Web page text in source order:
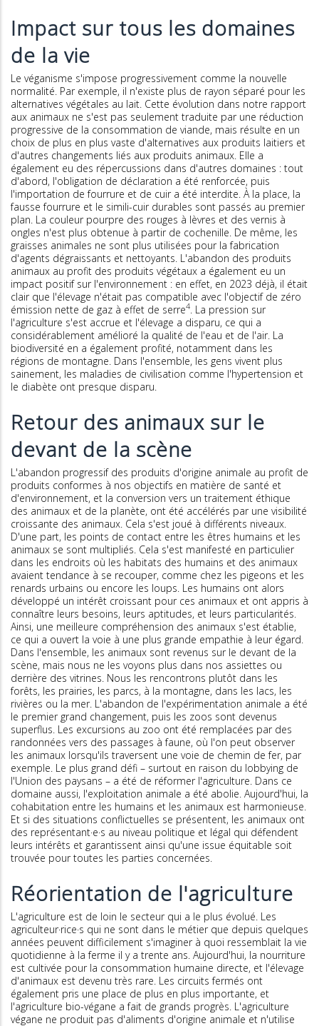
Impact sur tous les domaines
de la vie
Le véganisme s'impose progressivement comme la nouvelle
normalité. Par exemple, il n'existe plus de rayon séparé pour les
alternatives végétales au lait. Cette évolution dans notre rapport
aux animaux ne s'est pas seulement traduite par une réduction
progressive de la consommation de viande, mais résulte en un
choix de plus en plus vaste d'alternatives aux produits laitiers et
d'autres changements liés aux produits animaux. Elle a
également eu des répercussions dans d'autres domaines : tout
d'abord, l'obligation de déclaration a été renforcée, puis
l'importation de fourrure et de cuir a été interdite. À la place, la
fausse fourrure et le simili-cuir durables sont passés au premier
plan. La couleur pourpre des rouges à lèvres et des vernis à
ongles n'est plus obtenue à partir de cochenille. De même, les
graisses animales ne sont plus utilisées pour la fabrication
d'agents dégraissants et nettoyants. L'abandon des produits
animaux au profit des produits végétaux a également eu un
impact positif sur l'environnement : en effet, en 2023 déjà, il était
clair que l'élevage n'était pas compatible avec l'objectif de zéro
émission nette de gaz à effet de serre4 . La pression sur
l'agriculture s'est accrue et l'élevage a disparu, ce qui a
considérablement amélioré la qualité de l'eau et de l'air. La
biodiversité en a également profité, notamment dans les
régions de montagne. Dans l'ensemble, les gens vivent plus
sainement, les maladies de civilisation comme l'hypertension et
le diabète ont presque disparu.
Retour des animaux sur le
devant de la scène
L'abandon progressif des produits d'origine animale au profit de
produits conformes à nos objectifs en matière de santé et
d'environnement, et la conversion vers un traitement éthique
des animaux et de la planète, ont été accélérés par une visibilité
croissante des animaux. Cela s'est joué à différents niveaux.
D'une part, les points de contact entre les êtres humains et les
animaux se sont multipliés. Cela s'est manifesté en particulier
dans les endroits où les habitats des humains et des animaux
avaient tendance à se recouper, comme chez les pigeons et les
renards urbains ou encore les loups. Les humains ont alors
développé un intérêt croissant pour ces animaux et ont appris à
connaître leurs besoins, leurs aptitudes, et leurs particularités.
Ainsi, une meilleure compréhension des animaux s'est établie,
ce qui a ouvert la voie à une plus grande empathie à leur égard.
Dans l'ensemble, les animaux sont revenus sur le devant de la
scène, mais nous ne les voyons plus dans nos assiettes ou
derrière des vitrines. Nous les rencontrons plutôt dans les
forêts, les prairies, les parcs, à la montagne, dans les lacs, les
rivières ou la mer. L'abandon de l'expérimentation animale a été
le premier grand changement, puis les zoos sont devenus
superflus. Les excursions au zoo ont été remplacées par des
randonnées vers des passages à faune, où l'on peut observer
les animaux lorsqu'ils traversent une voie de chemin de fer, par
exemple. Le plus grand défi – surtout en raison du lobbying de
l'Union des paysans – a été de réformer l'agriculture. Dans ce
domaine aussi, l'exploitation animale a été abolie. Aujourd'hui, la
cohabitation entre les humains et les animaux est harmonieuse.
Et si des situations conflictuelles se présentent, les animaux ont
des représentant·e·s au niveau politique et légal qui défendent
leurs intérêts et garantissent ainsi qu'une issue équitable soit
trouvée pour toutes les parties concernées.
Réorientation de l'agriculture
L'agriculture est de loin le secteur qui a le plus évolué. Les
agriculteur·rice·s qui ne sont dans le métier que depuis quelques
années peuvent difficilement s'imaginer à quoi ressemblait la vie
quotidienne à la ferme il y a trente ans. Aujourd'hui, la nourriture
est cultivée pour la consommation humaine directe, et l'élevage
d'animaux est devenu très rare. Les circuits fermés ont
également pris une place de plus en plus importante, et
l'agriculture bio-végane a fait de grands progrès. L'agriculture
végane ne produit pas d'aliments d'origine animale et n'utilise